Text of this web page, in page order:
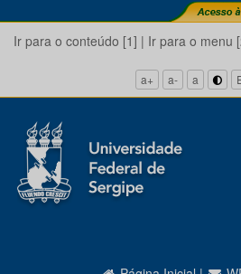
Ir para o conteúdo [1] | Ir para o menu
a+ a- a